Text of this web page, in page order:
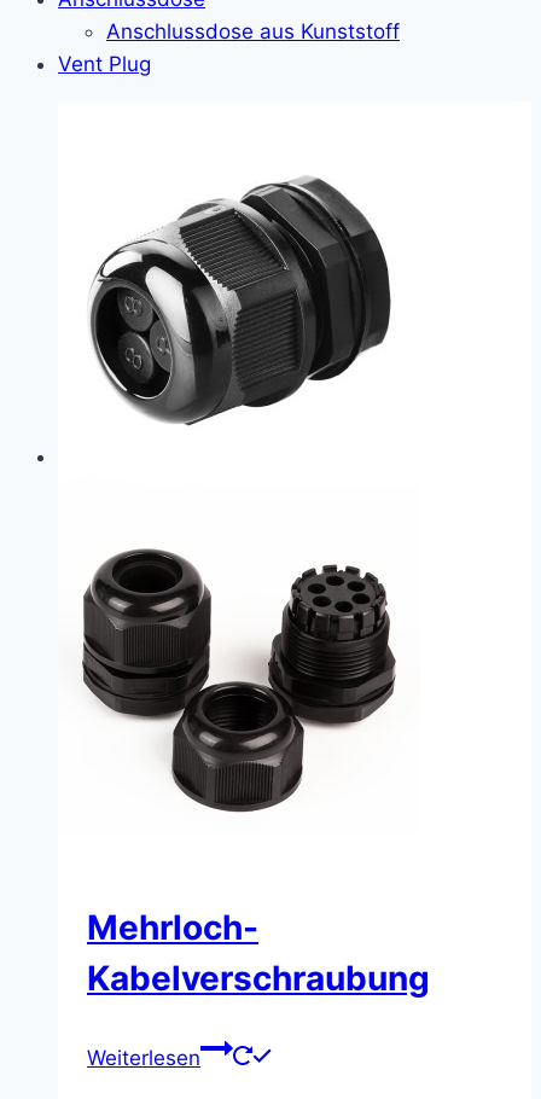
Anschlussdose aus Kunststoff
Vent Plug
Mehrloch-
Kabelverschraubung
Weiterlesen